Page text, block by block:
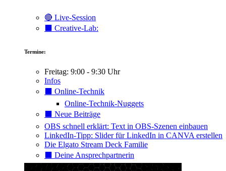
🔴 Live-Session
⬛️ Creative-Lab:
Termine:
Freitag: 9:00 - 9:30 Uhr
Infos
⬛️ Online-Technik
Online-Technik-Nuggets
⬛️ Neue Beiträge
OBS schnell erklärt: Text in OBS-Szenen einbauen
LinkedIn-Tipp: Slider für LinkedIn in CANVA erstellen
Die Elgato Stream Deck Familie
⬛️ Deine Ansprechpartnerin